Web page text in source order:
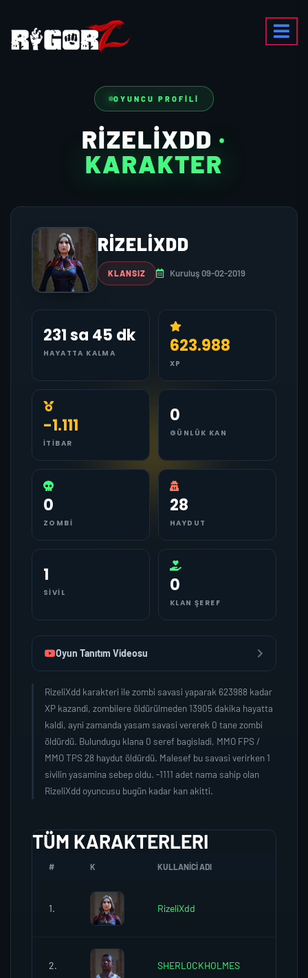
OYUNCU PROFILI
RIZELIXDD ·
KARAKTER
RIZELIXDD
KLANSIZ Kuruluş 09-02-2019
231 sa 45 dk
HAYATTA KALMA 623.988
XP
-1.111
İTIBAR
0
GÜNLÜK KAN
0
ZOMBI
28
HAYDUT
1
SIVIL 0
KLAN ŞEREF
Oyun Tanıtım Videosu
RizeliXdd karakteri ile zombi savasi yaparak 623988 kadar
XP kazandi, zombilere öldürülmeden 13905 dakika hayatta
kaldi, ayni zamanda yasam savasi vererek 0 tane zombi
öldürdü. Bulundugu klana 0 seref bagisladi, MMO FPS /
MMO TPS 28 haydut öldürdü. Malesef bu savasi verirken 1
sivilin yasamina sebep oldu. -1111 adet nama sahip olan
RizeliXdd oyuncusu bugün kadar kan akitti.
TÜM KARAKTERLERI
# K KULLANICI ADI
1. RizeliXdd
2. SHERL0CKHOLMES